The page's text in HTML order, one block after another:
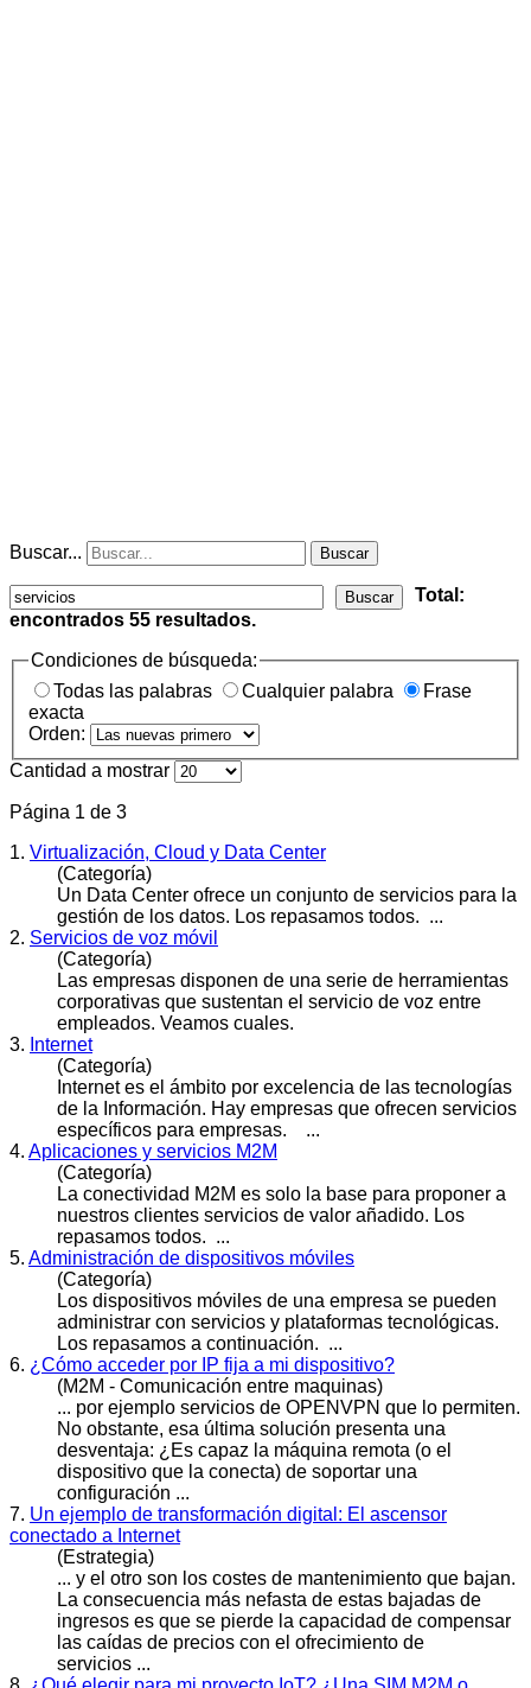
Buscar... Buscar
Buscar
Total:
encontrados 55 resultados.
Condiciones de búsqueda:
Todas las palabras
Cualquier palabra
Frase
exacta
Orden:
Cantidad a mostrar
Página 1 de 3
1. Virtualización, Cloud y Data Center
(Categoría)
Un Data Center ofrece un conjunto de servicios para la
gestión de los datos. Los repasamos todos. ...
2. Servicios de voz móvil
(Categoría)
Las empresas disponen de una serie de herramientas
corporativas que sustentan el servicio de voz entre
empleados. Veamos cuales.
3. Internet
(Categoría)
Internet es el ámbito por excelencia de las tecnologías
de la Información. Hay empresas que ofrecen servicios
específicos para empresas. ...
4. Aplicaciones y servicios M2M
(Categoría)
La conectividad M2M es solo la base para proponer a
nuestros clientes servicios de valor añadido. Los
repasamos todos. ...
5. Administración de dispositivos móviles
(Categoría)
Los dispositivos móviles de una empresa se pueden
administrar con servicios y plataformas tecnológicas.
Los repasamos a continuación. ...
6. ¿Cómo acceder por IP fija a mi dispositivo?
(M2M - Comunicación entre maquinas)
... por ejemplo servicios de OPENVPN que lo permiten.
No obstante, esa última solución presenta una
desventaja: ¿Es capaz la máquina remota (o el
dispositivo que la conecta) de soportar una
configuración ...
7. Un ejemplo de transformación digital: El ascensor
conectado a Internet
(Estrategia)
... y el otro son los costes de mantenimiento que bajan.
La consecuencia más nefasta de estas bajadas de
ingresos es que se pierde la capacidad de compensar
las caídas de precios con el ofrecimiento de
servicios ...